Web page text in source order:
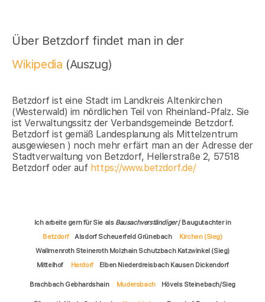
Über Betzdorf findet man in der
Wikipedia (Auszug)
Betzdorf ist eine Stadt im Landkreis Altenkirchen
(Westerwald) im nördlichen Teil von Rheinland-Pfalz. Sie
ist Verwaltungssitz der Verbandsgemeinde Betzdorf.
Betzdorf ist gemäß Landesplanung als Mittelzentrum
ausgewiesen ) noch mehr erfärt man an der Adresse der
Stadtverwaltung von Betzdorf, Hellerstraße 2, 57518
Betzdorf oder auf https://www.betzdorf.de/
Ich arbeite gern für Sie als Bausachverständiger/ Baugutachter in
Betzdorf
Alsdorf Scheuerfeld Grünebach
Kirchen (Sieg)
Wallmenroth Steineroth Molzhain Schutzbach Katzwinkel (Sieg)
Mittelhof
Herdorf Elben Niederdreisbach Kausen Dickendorf
Brachbach Gebhardshain Mudersbach Hövels Steinebach/Sieg